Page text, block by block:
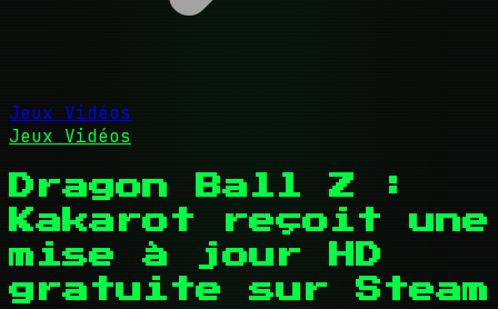
Jeux Vidéos
Jeux Vidéos
Dragon Ball Z :
Kakarot reçoit une
mise à jour HD
gratuite sur Steam